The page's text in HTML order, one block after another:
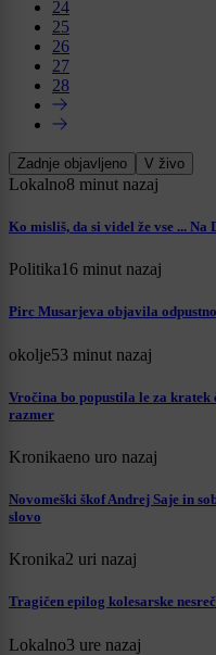
24
25
26
27
28
Zadnje objavljeno V živo
Lokalno8 minut nazaj
Ko misliš, da si videl že vse ...
Politika16 minut nazaj
Pirc Musarjeva objavila
okolje53 minut nazaj
Vročina bo popustila le za kratek
razmer
Kronikaeno uro nazaj
Novomeški škof Andrej Saje in
slovo
Kronika2 uri nazaj
Tragičen epilog kolesarske
Lokalno3 ure nazaj